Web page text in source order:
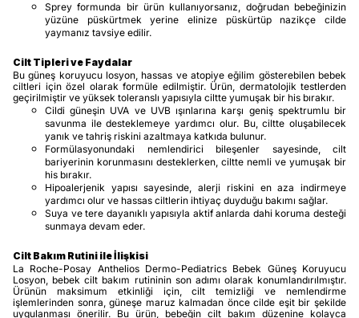
Sprey formunda bir ürün kullanıyorsanız, doğrudan bebeğinizin
yüzüne püskürtmek yerine elinize püskürtüp nazikçe cilde
yaymanız tavsiye edilir.
Cilt Tipleri ve Faydalar
Bu güneş koruyucu losyon, hassas ve atopiye eğilim gösterebilen bebek
ciltleri için özel olarak formüle edilmiştir. Ürün, dermatolojik testlerden
geçirilmiştir ve yüksek toleranslı yapısıyla ciltte yumuşak bir his bırakır.
Cildi güneşin UVA ve UVB ışınlarına karşı geniş spektrumlu bir
savunma ile desteklemeye yardımcı olur. Bu, ciltte oluşabilecek
yanık ve tahriş riskini azaltmaya katkıda bulunur.
Formülasyonundaki nemlendirici bileşenler sayesinde, cilt
bariyerinin korunmasını desteklerken, ciltte nemli ve yumuşak bir
his bırakır.
Hipoalerjenik yapısı sayesinde, alerji riskini en aza indirmeye
yardımcı olur ve hassas ciltlerin ihtiyaç duyduğu bakımı sağlar.
Suya ve tere dayanıklı yapısıyla aktif anlarda dahi koruma desteği
sunmaya devam eder.
Cilt Bakım Rutini ile İlişkisi
La Roche-Posay Anthelios Dermo-Pediatrics Bebek Güneş Koruyucu
Losyon, bebek cilt bakım rutininin son adımı olarak konumlandırılmıştır.
Ürünün maksimum etkinliği için, cilt temizliği ve nemlendirme
işlemlerinden sonra, güneşe maruz kalmadan önce cilde eşit bir şekilde
uygulanması önerilir. Bu ürün, bebeğin cilt bakım düzenine kolayca